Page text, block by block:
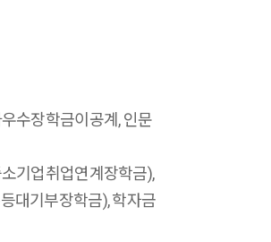
수장학금이공계, 인문
기업취업연계장학금),
대기부장학금), 학자금